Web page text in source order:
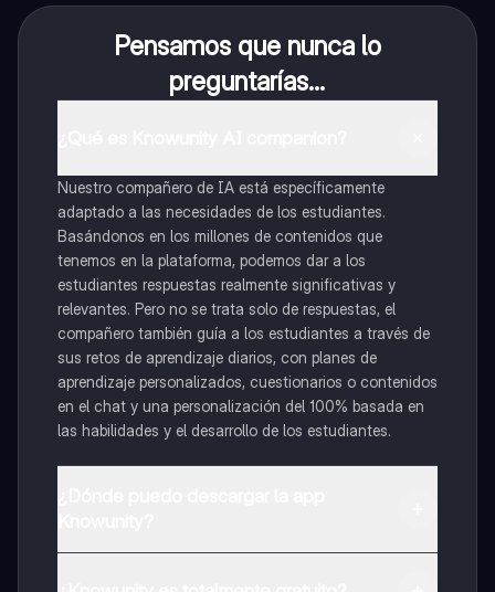
Pensamos que nunca lo
preguntarías...
Nuestro compañero de IA está específicamente
adaptado a las necesidades de los estudiantes.
Basándonos en los millones de contenidos que
tenemos en la plataforma, podemos dar a los
estudiantes respuestas realmente significativas y
relevantes. Pero no se trata solo de respuestas, el
compañero también guía a los estudiantes a través de
sus retos de aprendizaje diarios, con planes de
aprendizaje personalizados, cuestionarios o contenidos
en el chat y una personalización del 100% basada en
las habilidades y el desarrollo de los estudiantes.